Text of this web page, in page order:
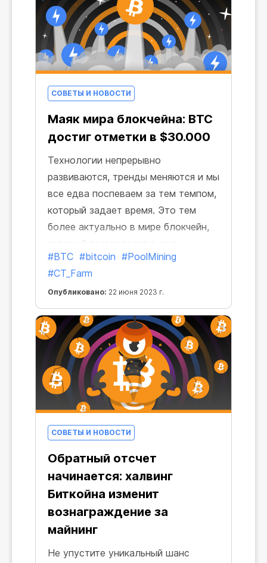
СОВЕТЫ И НОВОСТИ
Маяк мира блокчейна: BTC
достиг отметки в $30.000
Технологии непрерывно
развиваются, тренды меняются и мы
все едва поспеваем за тем темпом,
который задает время. Это тем
более актуально в мире блокчейн,
который развивается с еще
большей скоростью, чем наша с
вами повседневность. Прекрасно,
что в нем есть стабильный
ориентир, который остается с нами
в любой ситуации — Биткоин.
#BTC #bitcoin #PoolMining
#CT_Farm
Опубликовано: 22 июня 2023 г.
СОВЕТЫ И НОВОСТИ
Обратный отсчет
начинается: халвинг
Биткойна изменит
вознаграждение за
майнинг
Не упустите уникальный шанс